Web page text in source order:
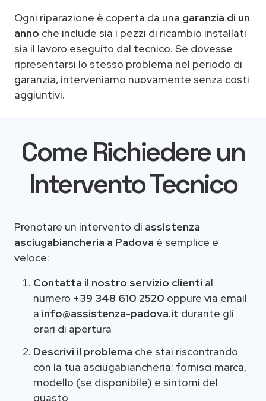
Ogni riparazione è coperta da una garanzia di un
anno che include sia i pezzi di ricambio installati
sia il lavoro eseguito dal tecnico. Se dovesse
ripresentarsi lo stesso problema nel periodo di
garanzia, interveniamo nuovamente senza costi
aggiuntivi.
Come Richiedere un
Intervento Tecnico
Prenotare un intervento di assistenza
asciugabiancheria a Padova è semplice e
veloce:
Contatta il nostro servizio clienti al
numero +39 348 610 2520 oppure via email
a info@assistenza-padova.it durante gli
orari di apertura
Descrivi il problema che stai riscontrando
con la tua asciugabiancheria: fornisci marca,
modello (se disponibile) e sintomi del
guasto